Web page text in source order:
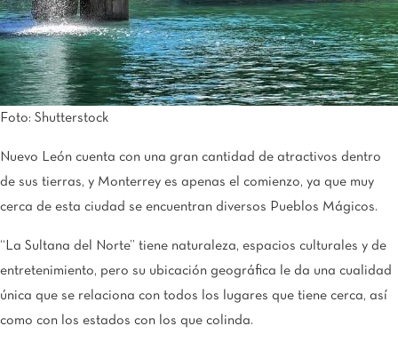
Foto: Shutterstock
Nuevo León cuenta con una gran cantidad de atractivos dentro
de sus tierras, y Monterrey es apenas el comienzo, ya que muy
cerca de esta ciudad se encuentran diversos Pueblos Mágicos.
“La Sultana del Norte” tiene naturaleza, espacios culturales y de
entretenimiento, pero su ubicación geográfica le da una cualidad
única que se relaciona con todos los lugares que tiene cerca, así
como con los estados con los que colinda.